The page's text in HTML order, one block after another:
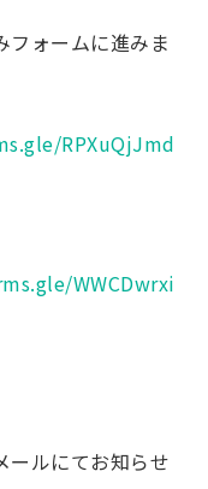
フォームに進みま
RPXuQjJmd
WWCDwrxi
ルにてお知らせ